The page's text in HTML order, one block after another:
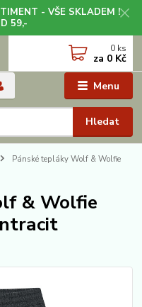
- VŠE SKLADEM !
59,-
Menu
Hledat
0 ks
za 0 Kč
Pánské tepláky Wolf & Wolfie
& Wolfie